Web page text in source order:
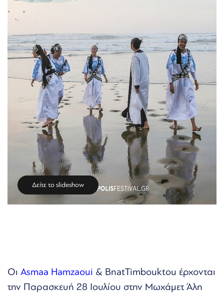
Δείτε το slideshow
Οι Asmaa Hamzaoui & BnatTimbouktou έρχονται
την Παρασκευή 28 Ιουλίου στην Μωχάμετ Άλη